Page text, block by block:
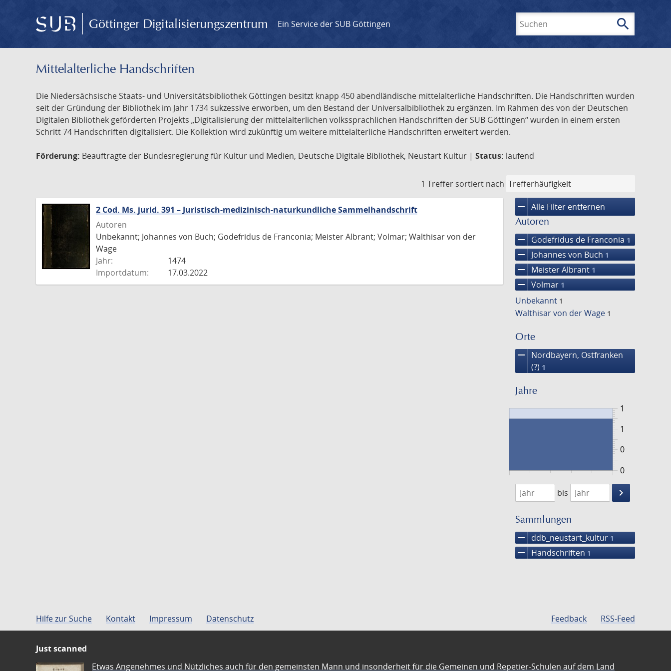
Göttinger Digitalisierungszentrum Ein Service der SUB Göttingen search
Mittelalterliche Handschriften
Die Niedersächsische Staats- und Universitätsbibliothek Göttingen besitzt knapp 450 abendländische mittelalterliche Handschriften. Die Handschriften wurden
seit der Gründung der Bibliothek im Jahr 1734 sukzessive erworben, um den Bestand der Universalbibliothek zu ergänzen. Im Rahmen des von der Deutschen
Digitalen Bibliothek geförderten Projekts „Digitalisierung der mittelalterlichen volkssprachlichen Handschriften der SUB Göttingen“ wurden in einem ersten
Schritt 74 Handschriften digitalisiert. Die Kollektion wird zukünftig um weitere mittelalterliche Handschriften erweitert werden.
Förderung: Beauftragte der Bundesregierung für Kultur und Medien, Deutsche Digitale Bibliothek, Neustart Kultur | Status: laufend
1 Treffer sortiert nach
remove Alle Filter entfernen
Autoren
remove Godefridus de Franconia 1
remove Johannes von Buch 1
remove Meister Albrant 1
remove Volmar 1
Unbekannt 1
Walthisar von der Wage 1
Orte
remove
Nordbayern, Ostfranken
(?) 1
Jahre
0
1
0
1
1474
1475
bis
keyboard_arrow_right
Suche
Sammlungen
remove ddb_neustart_kultur 1
remove Handschriften 1
2 Cod. Ms. jurid. 391 – Juristisch-medizinisch-naturkundliche Sammelhandschrift
Autoren
Unbekannt; Johannes von Buch; Godefridus de Franconia; Meister Albrant; Volmar; Walthisar von der
Wage
Jahr:
1474
Importdatum:
17.03.2022
Hilfe zur Suche Kontakt Impressum Datenschutz Feedback RSS-Feed
Just scanned
Etwas Angenehmes und Nützliches auch für den gemeinsten Mann und insonderheit für die Gemeinen und Repetier-Schulen auf dem Land